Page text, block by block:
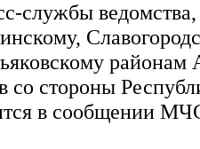
службы ведомства,
районам
стороны
в сообщении